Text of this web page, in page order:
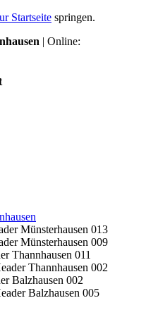
Startseite springen.
| Online: